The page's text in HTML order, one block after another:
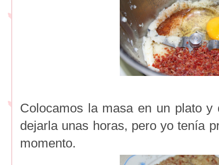
Colocamos la masa en un plato
dejarla unas horas, pero yo tenía
momento.